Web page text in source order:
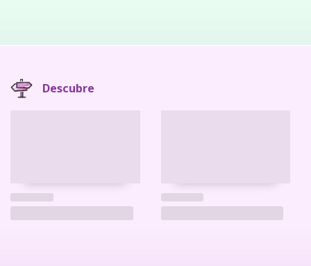
Descubre